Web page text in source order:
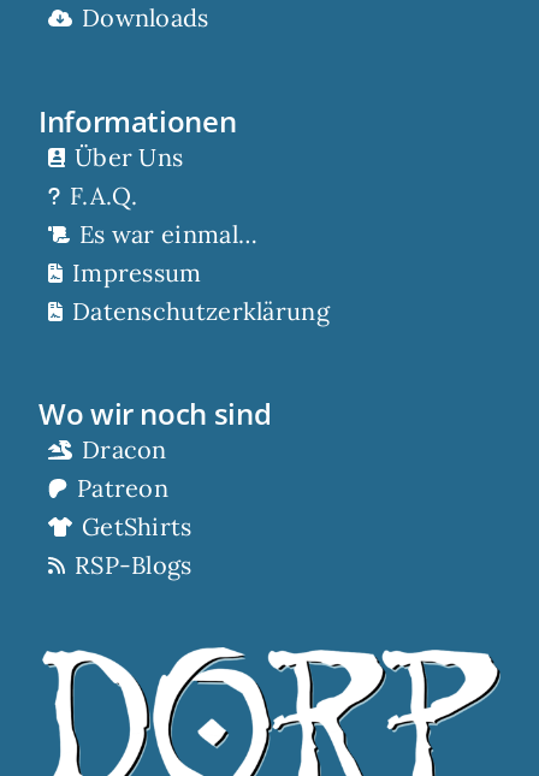
Downloads
Informationen
Über Uns
F.A.Q.
Es war einmal…
Impressum
Datenschutzerklärung
Wo wir noch sind
Dracon
Patreon
GetShirts
RSP-Blogs